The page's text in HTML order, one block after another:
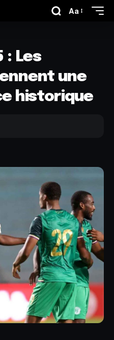
Aa
: Les
une
historique